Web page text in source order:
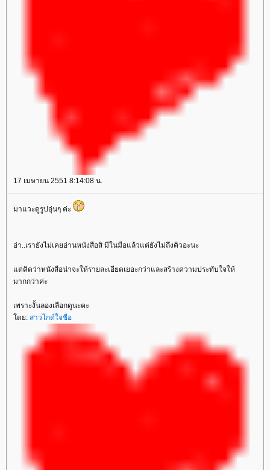
17 เมษายน 2551 8:14:08 น.
มาแวะดูรูปอุ่นๆ ค่ะ
อ่า..เรายังไม่เคยอ่านหนังสือสิ มีในมือแล้วแต่ยังไม่ถึงคิวอะนะ
ต่คิดว่าหนังสือน่าจะให้รายละเอียดเยอะกว่าและสร้างความประทับใจให้
มากกว่าค่ะ
เพราะงั้นลองเลือกดูนะคะ
ดย: สาวไกด์ใจซื่อ